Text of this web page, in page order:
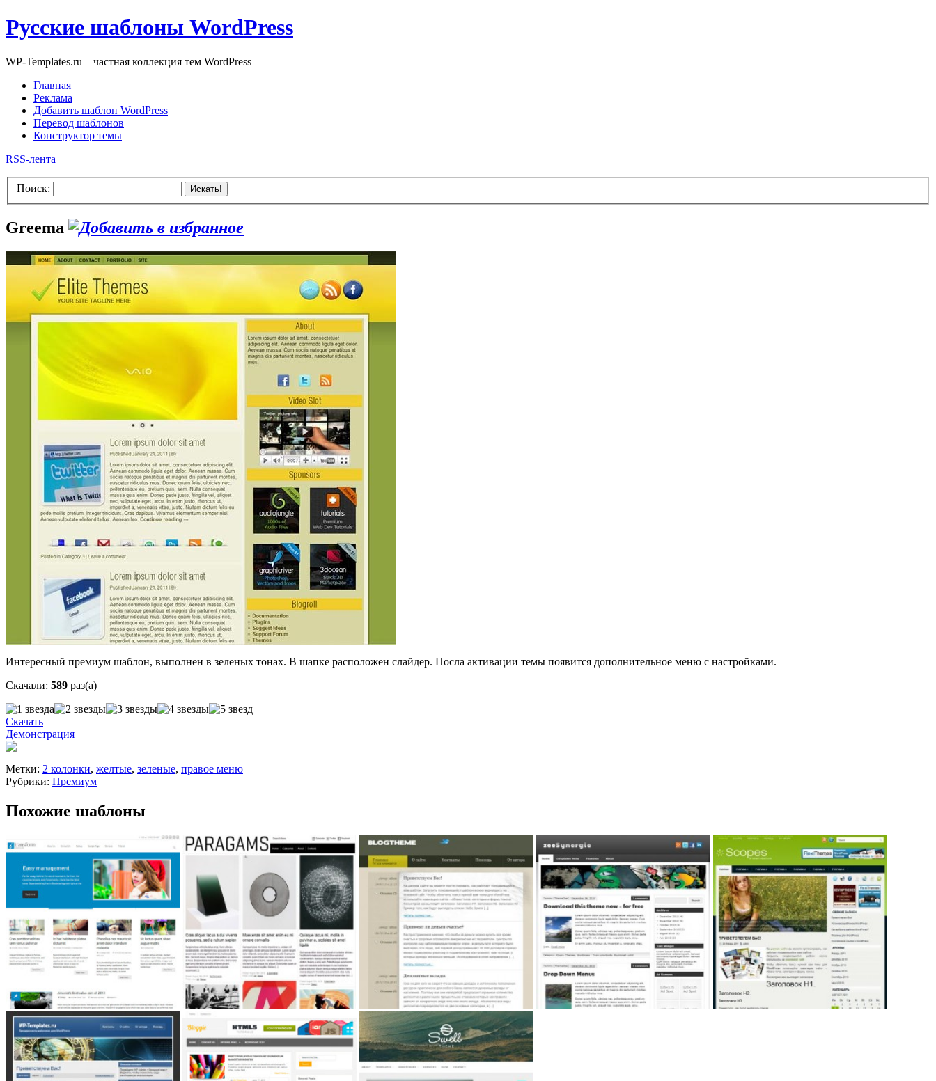
Русские шаблоны WordPress
WP-Templates.ru – частная коллекция тем WordPress
Главная
Реклама
Добавить шаблон WordPress
Перевод шаблонов
Конструктор темы
RSS-лента
Поиск: Искать!
Greema
Интересный премиум шаблон, выполнен в зеленых тонах. В шапке расположен слайдер. Посла активации темы появится дополнительное меню с настройками.
Скачали: 589 раз(а)
Скачать
Демонстрация
Метки: 2 колонки, желтые, зеленые, правое меню
Рубрики: Премиум
Похожие шаблоны